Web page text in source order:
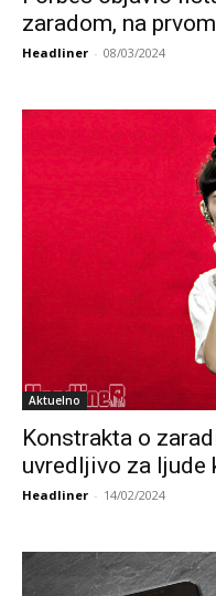
zaradom, na
Headliner - 08/03/2024
Aktuelno
Konstrakta o
uvredljivo za ljude
Headliner - 14/02/2024